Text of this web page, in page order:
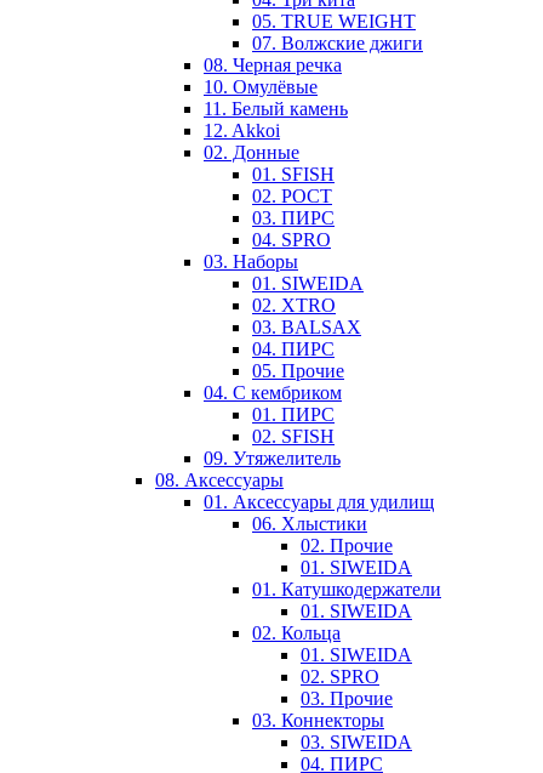
05. TRUE WEIGHT
07. Волжские джиги
08. Черная речка
10. Омулёвые
11. Белый камень
12. Akkoi
02. Донные
01. SFISH
02. РОСТ
03. ПИРС
04. SPRO
03. Наборы
01. SIWEIDA
02. XTRO
03. BALSAX
04. ПИРС
05. Прочие
04. С кембриком
01. ПИРС
02. SFISH
09. Утяжелитель
08. Аксессуары
01. Аксессуары для удилищ
06. Хлыстики
02. Прочие
01. SIWEIDA
01. Катушкодержатели
01. SIWEIDA
02. Кольца
01. SIWEIDA
02. SPRO
03. Прочие
03. Коннекторы
03. SIWEIDA
04. ПИРС